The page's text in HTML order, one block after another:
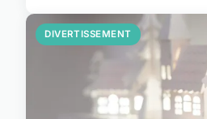
DIVERTISSEMENT